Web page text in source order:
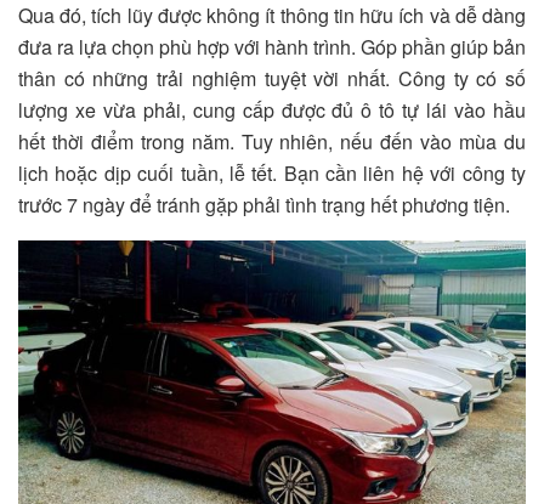
Qua đó, tích lũy được không ít thông tin hữu ích và dễ dàng
đưa ra lựa chọn phù hợp với hành trình. Góp phần giúp bản
thân có những trải nghiệm tuyệt vời nhất. Công ty có số
lượng xe vừa phải, cung cấp được đủ ô tô tự lái vào hầu
hết thời điểm trong năm. Tuy nhiên, nếu đến vào mùa du
lịch hoặc dịp cuối tuần, lễ tết. Bạn cần liên hệ với công ty
trước 7 ngày để tránh gặp phải tình trạng hết phương tiện.